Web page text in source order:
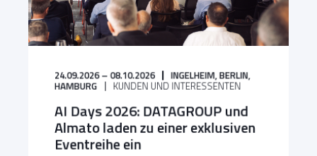
24.09.2026 – 08.10.2026 INGELHEIM,BERLIN,
HAMBURG KUNDEN UND INTERESSENTEN
AI Days 2026: DATAGROUP und
Almato laden zu einer exklusiven
Eventreihe ein